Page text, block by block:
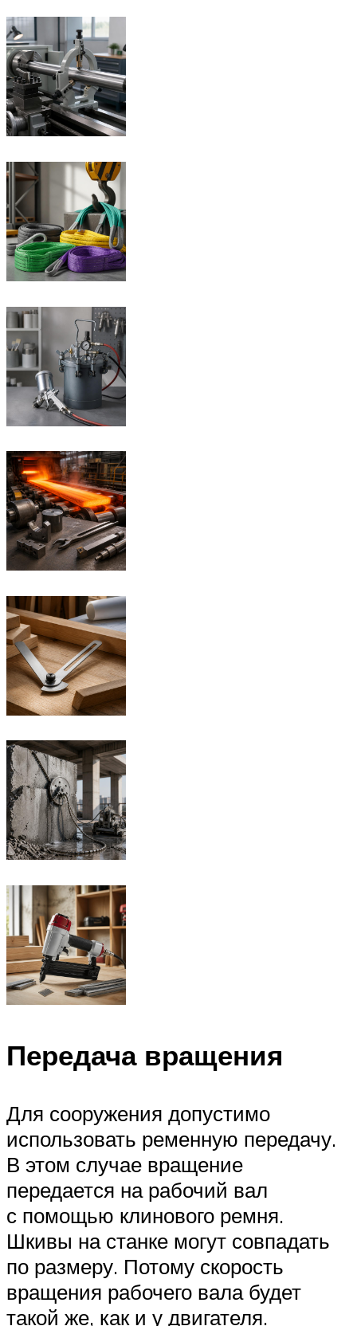
Передача вращения
Для сооружения допустимо
использовать ременную передачу.
В этом случае вращение
передается на рабочий вал
с помощью клинового ремня.
Шкивы на станке могут совпадать
по размеру. Потому скорость
вращения рабочего вала будет
такой же, как и у двигателя.